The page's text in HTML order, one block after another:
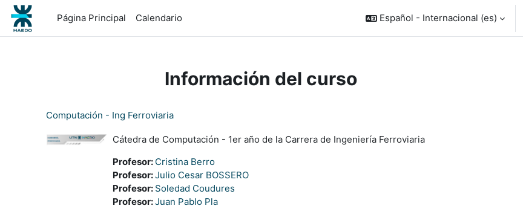
Salta al contenido principal
Página Principal
Calendario Español - Internacional ‎(es)‎
Información del curso
Computación - Ing Ferroviaria
Cátedra de Computación - 1er año de la Carrera de Ingeniería Ferroviaria
Profesor: Cristina Berro
Profesor:Julio Cesar BOSSERO
Profesor: Soledad Coudures
Profesor:Juan Pablo Pla